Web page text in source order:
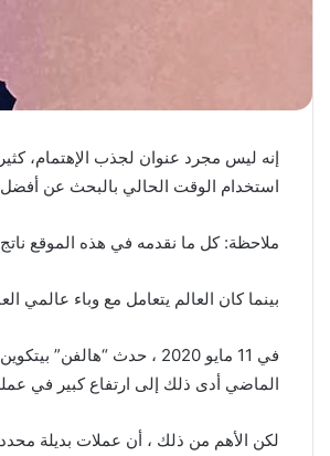
إنه ليس مجرد عنوان لجذب الإهتمام،
استخدام الوقت الحالي بالبحث عن أفضل
ملاحظة: كل ما نقدمه في هذه الموقع
بينما كان العالم يتعامل مع وباء
في 11 مايو 2020 ، حدث
الماضي أدى ذلك إلى ارتفاع كبير في عملة